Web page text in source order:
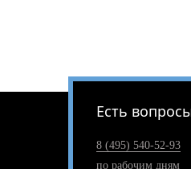
Есть
8 (495) 540-52-93
по рабочим дням